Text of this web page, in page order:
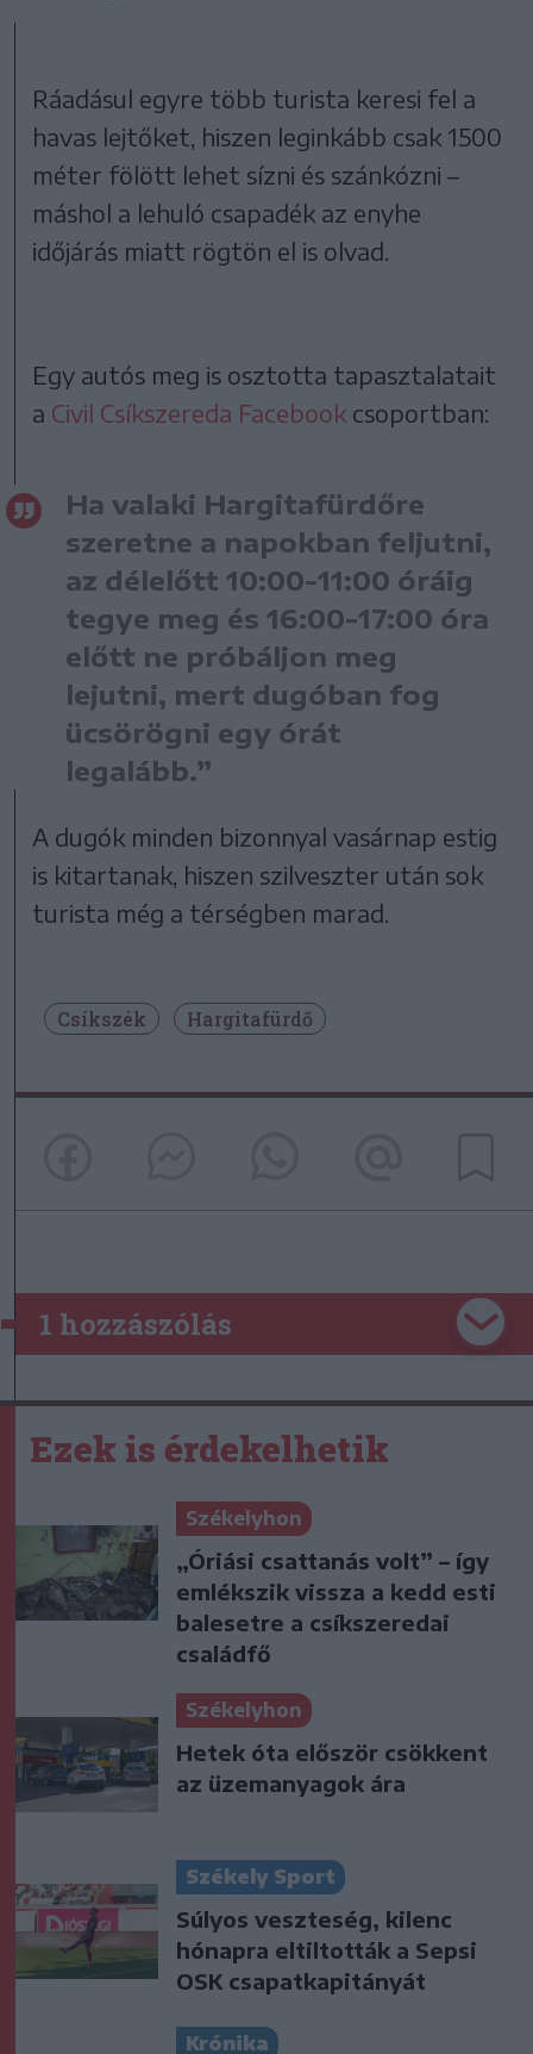
Ráadásul egyre több turista keresi fel a
havas lejtőket, hiszen leginkább csak 1500
méter fölött lehet sízni és szánkózni –
máshol a lehuló csapadék az enyhe
időjárás miatt rögtön el is olvad.
Egy autós meg is osztotta tapasztalatait
a Civil Csíkszereda Facebook csoportban:
Ha valaki Hargitafürdőre
szeretne a napokban feljutni,
az délelőtt 10:00-11:00 óráig
tegye meg és 16:00-17:00 óra
előtt ne próbáljon meg
lejutni, mert dugóban fog
ücsörögni egy órát
legalább.”
A dugók minden bizonnyal vasárnap estig
is kitartanak, hiszen szilveszter után sok
turista még a térségben marad.
Csíkszék Hargitafürdő
1 hozzászólás
Ezek is érdekelhetik
Székelyhon
„Óriási csattanás volt” – így
emlékszik vissza a kedd esti
balesetre a csíkszeredai
családfő
Székelyhon
Hetek óta először csökkent
az üzemanyagok ára
Székely Sport
Súlyos veszteség, kilenc
hónapra eltiltották a Sepsi
OSK csapatkapitányát
Krónika